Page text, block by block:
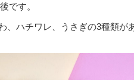
です。
、ハチワレ、うさぎの3種類が